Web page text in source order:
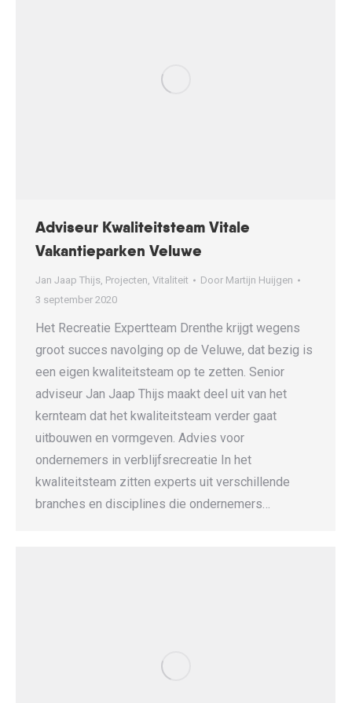
Adviseur Kwaliteitsteam Vitale
Vakantieparken Veluwe
Jan Jaap Thijs, Projecten, Vitaliteit Door Martijn Huijgen
3 september 2020
Het Recreatie Expertteam Drenthe krijgt wegens
groot succes navolging op de Veluwe, dat bezig is
een eigen kwaliteitsteam op te zetten. Senior
adviseur Jan Jaap Thijs maakt deel uit van het
kernteam dat het kwaliteitsteam verder gaat
uitbouwen en vormgeven. Advies voor
ondernemers in verblijfsrecreatie In het
kwaliteitsteam zitten experts uit verschillende
branches en disciplines die ondernemers…